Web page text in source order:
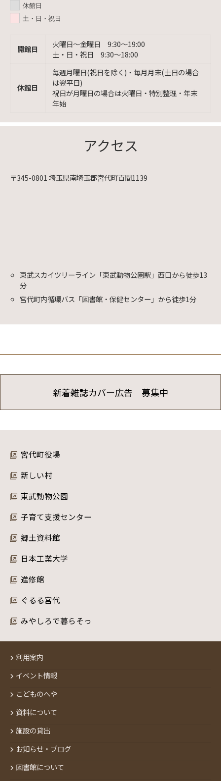
休館日
土・日・祝日
開館日
火曜日〜金曜日 9:30〜19:00
土・日・祝日 9:30〜18:00
休館日
毎週月曜日(祝日を除く)・毎月月末(土日の場合
は翌平日)
祝日が月曜日の場合は火曜日・特別整理・年末
年始
アクセス
〒345-0801 埼玉県南埼玉郡宮代町百間1139
東武スカイツリーライン「東武動物公園駅」西口から徒歩13
分
宮代町内循環バス「図書館・保健センター」から徒歩1分
新着雑誌カバー広告 募集中
宮代町役場
新しい村
東武動物公園
子育て支援センター
郷土資料館
日本工業大学
進修館
ぐるる宮代
みやしろで暮らそっ
利用案内
イベント情報
こどものへや
資料について
施設の貸出
お知らせ・ブログ
図書館について